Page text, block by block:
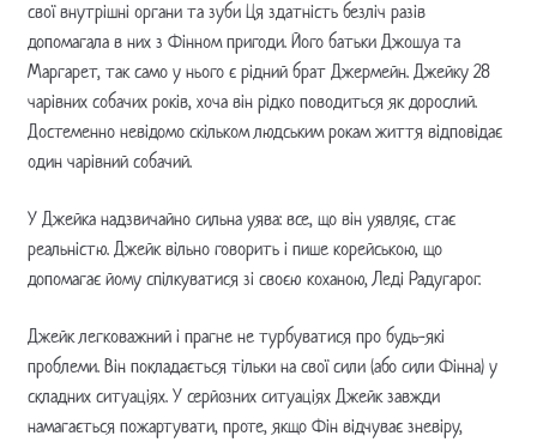
свої внутрішні органи та зуби Ця здатність безліч разів
допомагала в них з Фінном пригоди. Його батьки Джошуа та
Маргарет, так само у нього є рідний брат Джермейн. Джейку 28
чарівних собачих років, хоча він рідко поводиться як дорослий.
Достеменно невідомо скільком людським рокам життя відповідає
один чарівний собачий.
У Джейка надзвичайно сильна уява: все, що він уявляє, стає
реальністю. Джейк вільно говорить і пише корейською, що
допомагає йому спілкуватися зі своєю коханою, Леді Радугарог.
Джейк легковажний і прагне не турбуватися про будь-які
проблеми. Він покладається тільки на свої сили (або сили Фінна) у
складних ситуаціях. У серйозних ситуаціях Джейк завжди
намагається пожартувати, проте, якщо Фін відчуває зневіру,